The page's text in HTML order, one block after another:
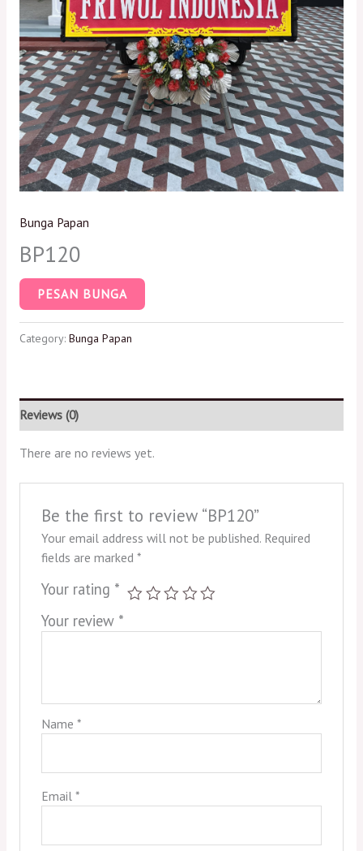
Bunga Papan
BP120
PESAN BUNGA
Category: Bunga Papan
Reviews (0)
There are no reviews yet.
Be the first to review “BP120”
Your email address will not be published. Required
fields are marked *
Your rating *
Your review *
Name *
Email *